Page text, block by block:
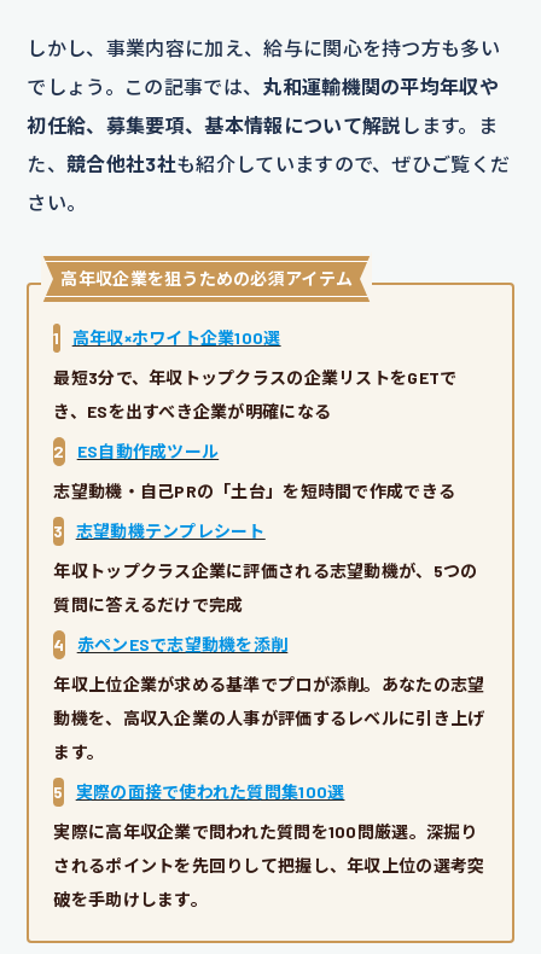
しかし、事業内容に加え、給与に関心を持つ方も多い
でしょう。この記事では、 丸和運輸機関の平均年収や
初任給、募集要項、基本情報について解説 します。ま
た、競合他社3社も紹介していますので、ぜひご覧くだ
さい。
高年収企業を狙うための必須アイテム
1
高年収×ホワイト企業100選
最短3分で、年収トップクラスの企業リストをGETで
き、ESを出すべき企業が明確になる
2
ES自動作成ツール
志望動機・自己PRの「土台」を短時間で作成できる
3
志望動機テンプレシート
年収トップクラス企業に評価される志望動機が、5つの
質問に答えるだけで完成
4
赤ペンESで志望動機を添削
年収上位企業が求める基準でプロが添削。あなたの志望
動機を、高収入企業の人事が評価するレベルに引き上げ
ます。
5
実際の面接で使われた質問集100選
実際に高年収企業で問われた質問を100問厳選。深掘り
されるポイントを先回りして把握し、年収上位の選考突
破を手助けします。